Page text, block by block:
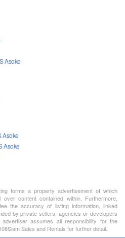
Asoke
Asoke
Asoke
forms a property advertisement of which
content contained within. Furthermore,
the accuracy of listing information, linked
by private sellers, agencies or developers
assumes all responsibility for the
Sales and Rentals for further detail.